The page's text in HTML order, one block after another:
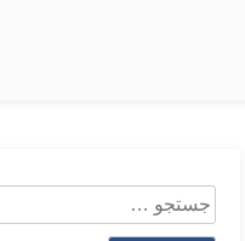
جستجو
برای: